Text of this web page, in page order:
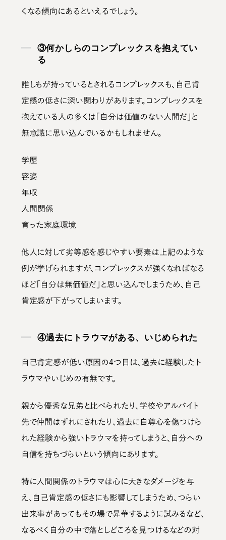
くなる傾向にあるといえるでしょう。
③何かしらのコンプレックスを抱えてい
る
誰しもが持っているとされるコンプレックスも、自己肯
定感の低さに深い関わりがあります。コンプレックスを
抱えている人の多くは 「自分は価値のない人間だ」と
無意識に思い込んでいるかもしれません。
学歴
容姿
年収
人間関係
育った家庭環境
他人に対して劣等感を感じやすい要素は上記のような
例が挙げられますが、コンプレックスが強くなればなる
ほど「自分は無価値だ」と思い込んでしまうため、自己
肯定感が下がってしまいます。
④過去にトラウマがある、いじめられた
自己肯定感が低い原因の4つ目は、過去に経験したト
ラウマやいじめの有無です。
親から優秀な兄弟と比べられたり、学校やアルバイト
先で仲間はずれにされたり、過去に自尊心を傷つけら
れた経験から強いトラウマを持ってしまうと、自分への
自信を持ちづらいという傾向にあります。
特に人間関係のトラウマは心に大きなダメージを与
え、自己肯定感の低さにも影響してしまうため、つらい
出来事があってもその場で昇華するように試みるなど、
なるべく自分の中で落としどころを見つけるなどの対